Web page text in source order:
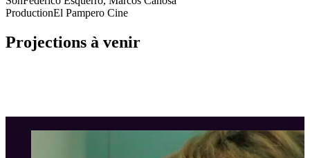
ProductionEl Pampero Cine
Projections à venir